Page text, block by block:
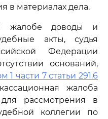
в материалах дела.
жалобе доводы и
акты, судья
Федерации
оснований,
1 части 7 статьи 291.6
жалоба
рассмотрения в
коллегии по